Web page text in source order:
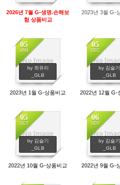
2026년 7월 G-생명.손해보
험 상품비교
2023년 3월 G-
No Image
05
JAN
by 최유리
_GLB
804
2023년 1월 G-상품비교
No
05
DEC
by 김슬기
_GLB
705
2022년 12월 G-
No Image
05
OCT
by 김슬기
_GLB
697
2022년 10월 G-상품비교
No
06
SEP
by 김슬기
_GLB
546
2022년 9월 G-